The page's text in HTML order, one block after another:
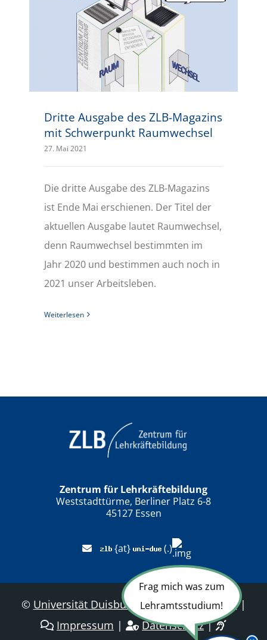
Dritte Ausgabe des ZLB-Magazins
mit Schwerpunkt Raumwechsel
27. Mai 2021
Die dritte Ausgabe des ZLB-Magazins
ist Ende Mai erschienen. Der Titel der
aktuellen Ausgabe lautet Raumwechsel,
denn Raumwechsel bestimmten im
Jahr 2020 und bestimmen auch noch in
2021 unser Arbeitsleben.
Weiterlesen
Zentrum für Lehrkräftebildung
Weststadttürme, Berliner Platz 6-8
45127 Essen
{at} (.)
© Universität Duisburg-Essen| Sitemap|
Impressum | Datenschutz|
Frag mich was zum
Lehramtsstudium!